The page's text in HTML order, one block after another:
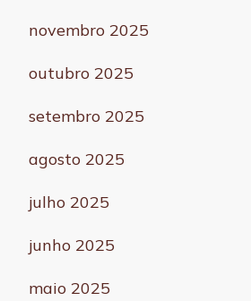
novembro 2025
outubro 2025
setembro 2025
agosto 2025
julho 2025
junho 2025
maio 2025